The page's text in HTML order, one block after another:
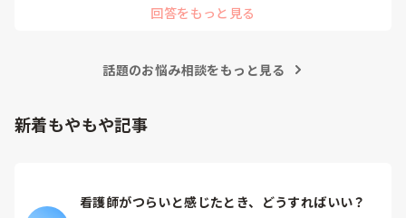
回答をもっと見る
話題のお悩み相談をもっと見る
新着もやもや記事
看護師がつらいと感じたとき、どうすればいい？